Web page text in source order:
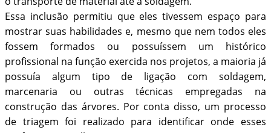
Essa inclusão permitiu que eles tivessem espaço para
mostrar suas habilidades e, mesmo que nem todos eles
fossem formados ou possuíssem um histórico
profissional na função exercida nos projetos, a maioria já
possuía algum tipo de ligação com soldagem,
marcenaria ou outras técnicas empregadas na
construção das árvores. Por conta disso, um processo
de triagem foi realizado para identificar onde esses